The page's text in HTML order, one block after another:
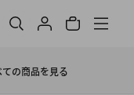
ての商品を見る